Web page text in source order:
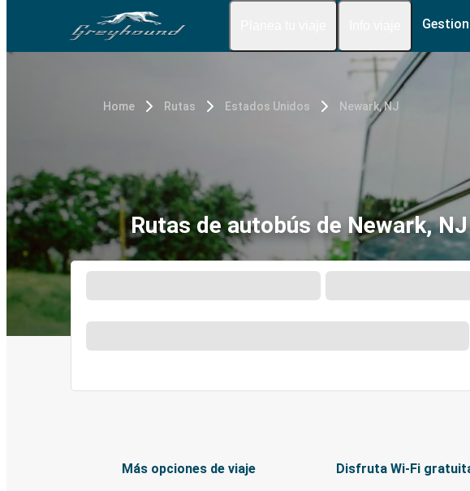
Home Rutas Estados Unidos Newark, NJ
Rutas de autobús de Newark,
Más opciones de viaje Disfruta Wi-Fi